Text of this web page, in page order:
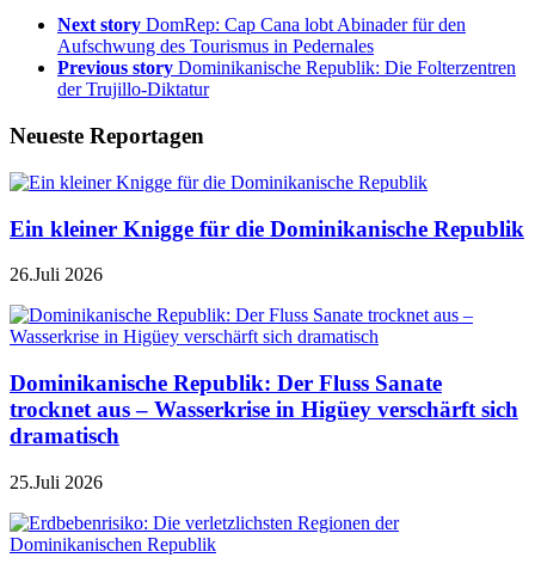
Next story DomRep: Cap Cana lobt Abinader für den
Aufschwung des Tourismus in Pedernales
Previous story Dominikanische Republik: Die Folterzentren
der Trujillo-Diktatur
Neueste Reportagen
Ein kleiner Knigge für die Dominikanische Republik
26.Juli 2026
Dominikanische Republik: Der Fluss Sanate
trocknet aus – Wasserkrise in Higüey verschärft sich
dramatisch
25.Juli 2026